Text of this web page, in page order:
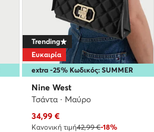
extra -25% Κωδικός: SUMMER
Trending
Ευκαιρία
Nine West
Τσάντα · Μαύρο
Τρέχουσα τιμή
34,99 €
Κανονική τιμή42,99 €-18%